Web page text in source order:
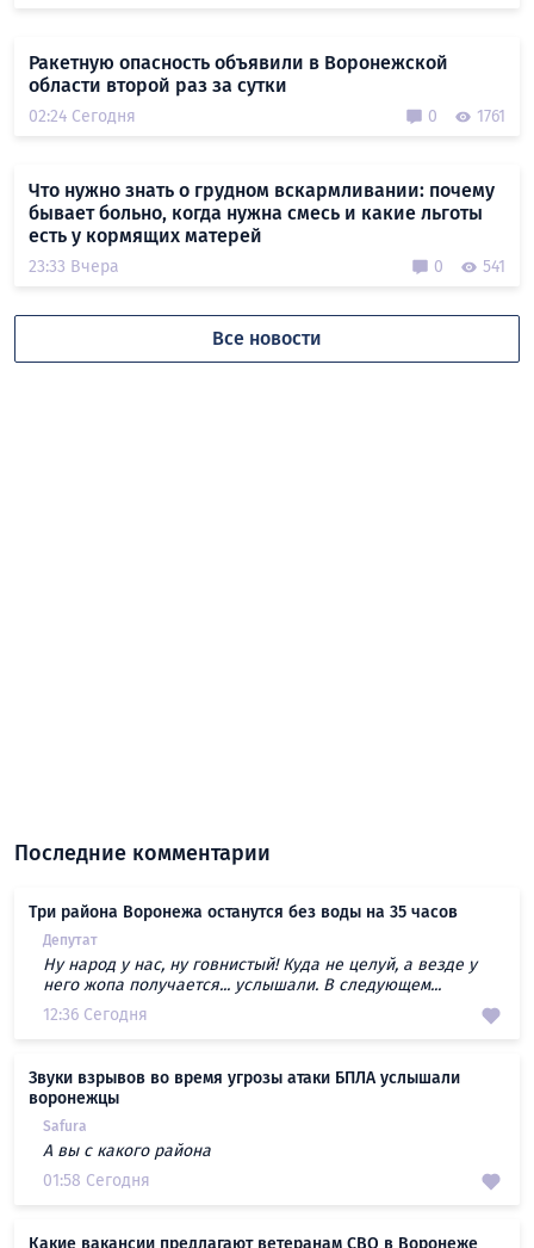
Ракетную опасность объявили в Воронежской
области второй раз за сутки
02:24 Сегодня 0 1761
Что нужно знать о грудном вскармливании: почему
бывает больно, когда нужна смесь и какие льготы
есть у кормящих матерей
23:33 Вчера 0 541
Все новости
Последние комментарии
Три района Воронежа останутся без воды на 35 часов
Депутат
Ну народ у нас, ну говнистый! Куда не целуй, а везде у
него жопа получается... услышали. В следующем...
12:36 Сегодня
Звуки взрывов во время угрозы атаки БПЛА услышали
воронежцы
Safura
А вы с какого района
01:58 Сегодня